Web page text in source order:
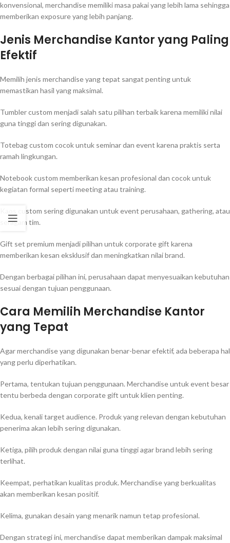
konvensional, merchandise memiliki masa pakai yang lebih lama sehingga
memberikan exposure yang lebih panjang.
Jenis Merchandise Kantor yang Paling
Efektif
Memilih jenis merchandise yang tepat sangat penting untuk
memastikan hasil yang maksimal.
Tumbler custom menjadi salah satu pilihan terbaik karena memiliki nilai
guna tinggi dan sering digunakan.
Totebag custom cocok untuk seminar dan event karena praktis serta
ramah lingkungan.
Notebook custom memberikan kesan profesional dan cocok untuk
kegiatan formal seperti meeting atau training.
Kaos custom sering digunakan untuk event perusahaan, gathering, atau
seragam tim.
Gift set premium menjadi pilihan untuk corporate gift karena
memberikan kesan eksklusif dan meningkatkan nilai brand.
Dengan berbagai pilihan ini, perusahaan dapat menyesuaikan kebutuhan
sesuai dengan tujuan penggunaan.
Cara Memilih Merchandise Kantor
yang Tepat
Agar merchandise yang digunakan benar-benar efektif, ada beberapa hal
yang perlu diperhatikan.
Pertama, tentukan tujuan penggunaan. Merchandise untuk event besar
tentu berbeda dengan corporate gift untuk klien penting.
Kedua, kenali target audience. Produk yang relevan dengan kebutuhan
penerima akan lebih sering digunakan.
Ketiga, pilih produk dengan nilai guna tinggi agar brand lebih sering
terlihat.
Keempat, perhatikan kualitas produk. Merchandise yang berkualitas
akan memberikan kesan positif.
Kelima, gunakan desain yang menarik namun tetap profesional.
Dengan strategi ini, merchandise dapat memberikan dampak maksimal